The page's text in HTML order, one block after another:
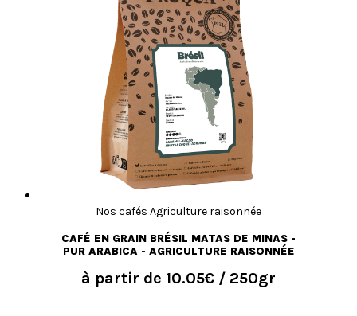
Nos cafés Agriculture raisonnée
CAFÉ EN GRAIN BRÉSIL MATAS DE MINAS -
PUR ARABICA - AGRICULTURE RAISONNÉE
à partir de 10.05€ / 250gr